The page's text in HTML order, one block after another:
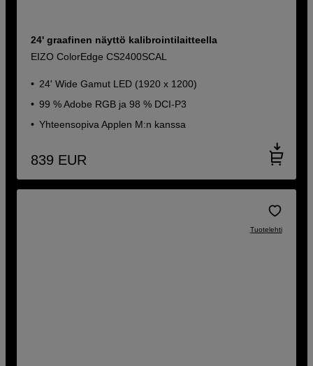
24' graafinen näyttö kalibrointilaitteella
EIZO ColorEdge CS2400SCAL
24' Wide Gamut LED (1920 x 1200)
99 % Adobe RGB ja 98 % DCI-P3
Yhteensopiva Applen M:n kanssa
839 EUR
Tuotelehti